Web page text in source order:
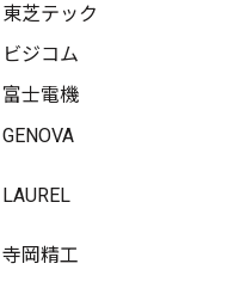
東芝テック
ビジコム
富士電機
GENOVA
LAUREL
寺岡精工